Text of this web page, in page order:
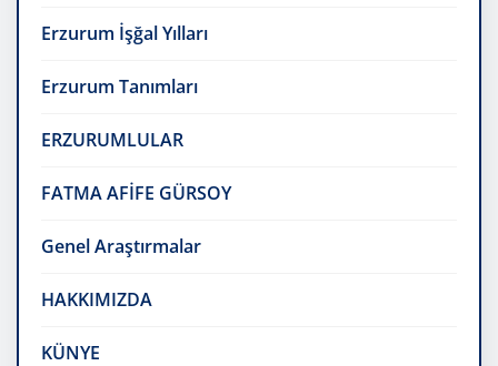
Erzurum İşğal Yılları
Erzurum Tanımları
ERZURUMLULAR
FATMA AFİFE GÜRSOY
Genel Araştırmalar
HAKKIMIZDA
KÜNYE